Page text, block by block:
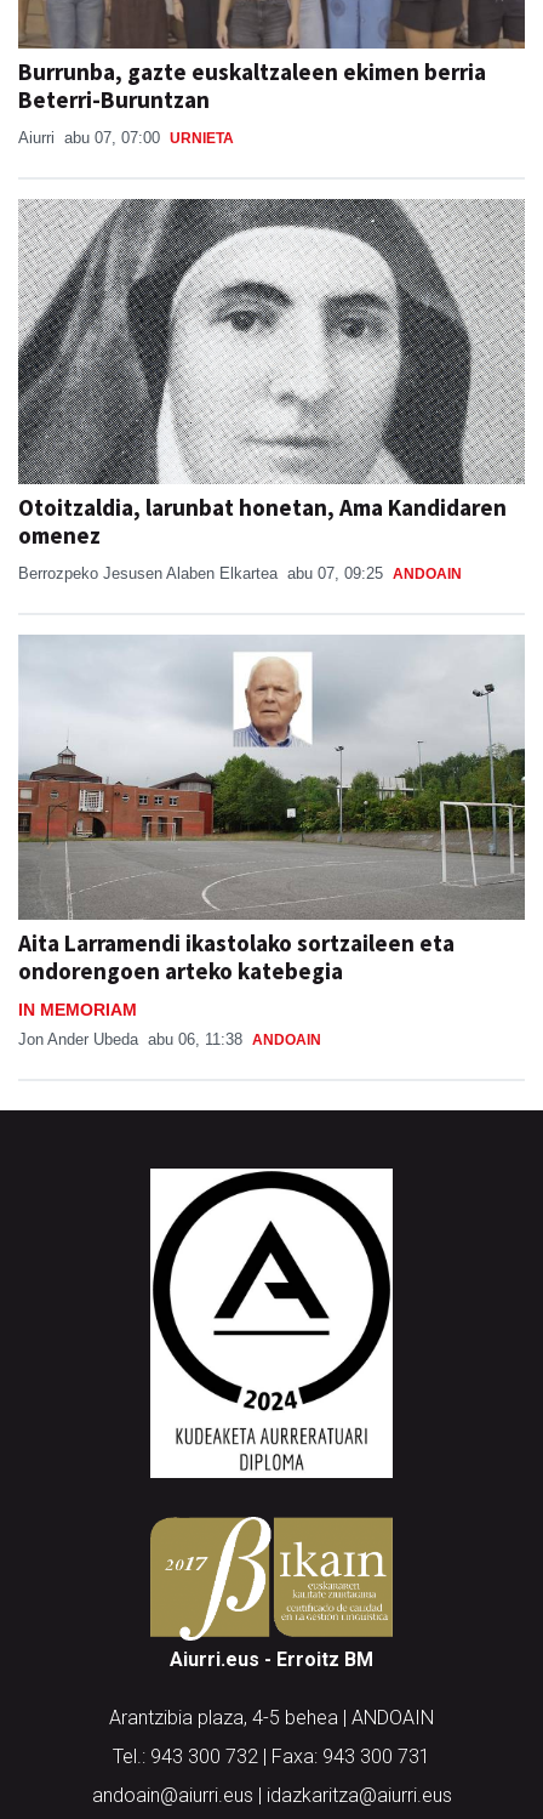
Burrunba, gazte euskaltzaleen ekimen berria
Beterri-Buruntzan
Aiurri abu 07, 07:00 URNIETA
Otoitzaldia, larunbat honetan, Ama Kandidaren
omenez
Berrozpeko Jesusen Alaben Elkartea abu 07, 09:25 ANDOAIN
Aita Larramendi ikastolako sortzaileen eta
ondorengoen arteko katebegia
IN MEMORIAM
Jon Ander Ubeda abu 06, 11:38 ANDOAIN
Aiurri.eus - Erroitz BM
Arantzibia plaza, 4-5 behea | ANDOAIN
Tel.: 943 300 732 | Faxa: 943 300 731
andoain@aiurri.eus | idazkaritza@aiurri.eus